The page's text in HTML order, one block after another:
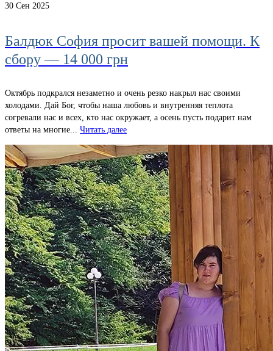
30 Сен 2025
Балдюк София просит вашей помощи. К
сбору — 14 000 грн
Октябрь подкрался незаметно и очень резко накрыл нас своими
холодами. Дай Бог, чтобы наша любовь и внутренняя теплота
согревали нас и всех, кто нас окружает, а осень пусть подарит нам
ответы на многие... Читать далее